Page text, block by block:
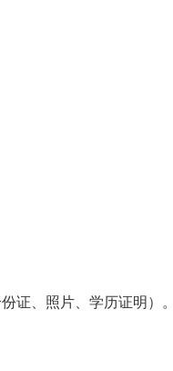
证、照片、学历证明）。